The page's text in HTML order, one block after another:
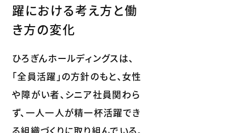
躍における考え方と働
き方の変化
ひろぎんホールディングスは、
「全員活躍」の方針のもと、女性
や障がい者、シニア社員関わら
ず、一人一人が精一杯活躍でき
る組織づくりに取り組んでいる。